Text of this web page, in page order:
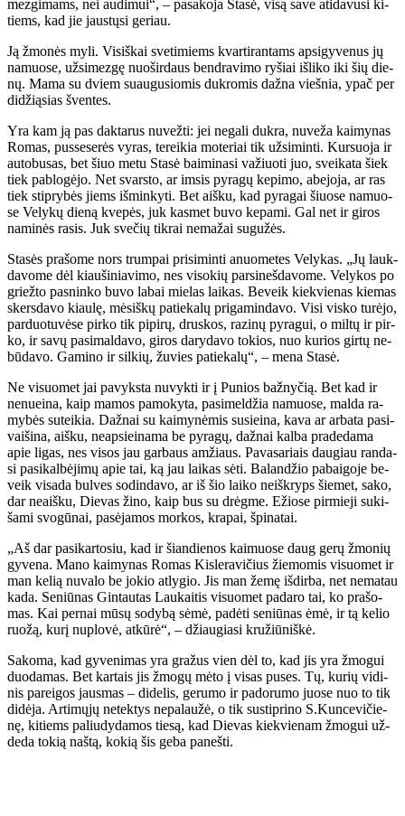
mez­gi­mams, nei au­di­mui“, – pa­sa­ko­ja Sta­sė, vi­są sa­ve ati­da­vu­si ki­
tiems, kad jie jaus­tų­si ge­riau.
Ją žmo­nės my­li. Vi­siš­kai sve­ti­miems kvar­ti­ran­tams ap­si­gy­ve­nus jų
na­muo­se, už­si­mez­gę nuo­šir­daus ben­dra­vi­mo ry­šiai iš­li­ko iki šių die­
nų. Ma­ma su dviem su­au­gu­sio­mis duk­ro­mis daž­na vieš­nia, ypač per
di­dži­ą­sias šven­tes.
Yra kam ją pas dak­ta­rus nu­vež­ti: jei ne­ga­li duk­ra, nu­ve­ža kai­my­nas
Ro­mas, pus­se­se­rės vy­ras, te­rei­kia mo­te­riai tik už­si­min­ti. Kur­suo­ja ir
au­to­bu­sas, bet šiuo me­tu Sta­sė bai­mi­na­si va­žiuo­ti juo, svei­ka­ta šiek
tiek pa­blo­gė­jo. Net svars­to, ar im­sis py­ra­gų ke­pi­mo, abe­jo­ja, ar ras
tiek stip­ry­bės jiems iš­min­ky­ti. Bet aiš­ku, kad py­ra­gai šiuo­se na­muo­
se Ve­ly­kų die­ną kve­pės, juk kas­met bu­vo ke­pa­mi. Gal net ir gi­ros
na­mi­nės ra­sis. Juk sve­čių tik­rai ne­ma­žai su­gu­žės.
Sta­sės pra­šo­me nors trum­pai pri­si­min­ti anuo­me­tes Ve­ly­kas. „Jų lauk­
da­vo­me dėl kiau­ši­nia­vi­mo, nes vi­so­kių par­si­neš­da­vo­me. Ve­ly­kos po
griež­to pas­nin­ko bu­vo la­bai mie­las lai­kas. Be­veik kiek­vie­nas kie­mas
skers­da­vo kiau­lę, mė­siš­kų pa­tie­ka­lų pri­ga­min­da­vo. Vi­si vis­ko tu­rė­jo,
par­duo­tu­vė­se pir­ko tik pi­pi­rų, drus­kos, ra­zi­nų py­ra­gui, o mil­tų ir pir­
ko, ir sa­vų pa­si­mal­da­vo, gi­ros da­ry­da­vo to­kios, nuo ku­rios gir­tų ne­
bū­da­vo. Ga­mi­no ir sil­kių, žu­vies pa­tie­ka­lų“, – me­na Sta­sė.
Ne vi­suo­met jai pa­vyks­ta nu­vyk­ti ir į Pu­nios baž­ny­čią. Bet kad ir
ne­nu­ei­na, kaip ma­mos pa­mo­ky­ta, pa­si­mel­džia na­muo­se, mal­da ra­
my­bės su­tei­kia. Daž­nai su kai­my­nė­mis su­si­ei­na, ka­va ar ar­ba­ta pa­si­
vai­ši­na, aiš­ku, neap­si­ei­na­ma be py­ra­gų, daž­nai kal­ba pra­de­da­ma
apie li­gas, nes vi­sos jau gar­baus am­žiaus. Pa­va­sa­riais dau­giau ran­da­
si pa­si­kal­bė­ji­mų apie tai, ką jau lai­kas sė­ti. Ba­lan­džio pa­bai­go­je be­
veik vi­sa­da bul­ves so­din­da­vo, ar iš šio lai­ko ne­iš­kryps šie­met, sa­ko,
dar ne­aiš­ku, Die­vas ži­no, kaip bus su drėg­me. Ežio­se pir­mie­ji su­ki­
ša­mi svo­gū­nai, pa­sė­ja­mos mor­kos, kra­pai, špi­na­tai.
„Aš dar pa­si­kar­to­siu, kad ir šian­die­nos kai­muo­se daug ge­rų žmo­nių
gy­ve­na. Ma­no kai­my­nas Ro­mas Kis­le­ra­vi­čius žie­mo­mis vi­suo­met ir
man ke­lią nu­va­lo be jo­kio at­ly­gio. Jis man že­mę iš­dir­ba, net ne­ma­tau
ka­da. Se­niū­nas Gin­tau­tas Lau­kai­tis vi­suo­met pa­da­ro tai, ko pra­šo­
mas. Kai per­nai mū­sų so­dy­bą sė­mė, pa­dė­ti se­niū­nas ėmė, ir tą ke­lio
ruo­žą, ku­rį nu­plo­vė, at­kū­rė“, – džiau­gia­si kru­žiū­niš­kė.
Sa­ko­ma, kad gy­ve­ni­mas yra gra­žus vien dėl to, kad jis yra žmo­gui
duo­da­mas. Bet kar­tais jis žmo­gų mė­to į vi­sas pu­ses. Tų, ku­rių vi­di­
nis pa­rei­gos jaus­mas – di­de­lis, ge­ru­mo ir pa­do­ru­mo juo­se nuo to tik
di­dė­ja. Ar­ti­mų­jų ne­tek­tys ne­pa­lau­žė, o tik su­stip­ri­no S.Kun­ce­vi­čie­
nę, ki­tiems pa­liu­dy­da­mos tie­są, kad Die­vas kiek­vie­nam žmo­gui už­
de­da to­kią naš­tą, ko­kią šis ge­ba pa­neš­ti.